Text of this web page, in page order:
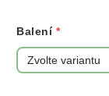
Balení